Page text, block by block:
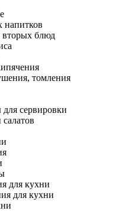
напитков
вторых блюд
томления
сервировки
для кухни
для кухни